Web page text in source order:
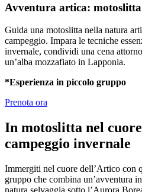
Avventura artica:
Guida una motoslitta nella natura
campeggio. Impara le tecniche
invernale, condividi una cena
un’alba mozzafiato in Lapponia.
*Esperienza in piccolo gruppo
Prenota ora
In motoslitta nel
campeggio invernale
Immergiti nel cuore dell’Artico con
gruppo che combina un’avventura